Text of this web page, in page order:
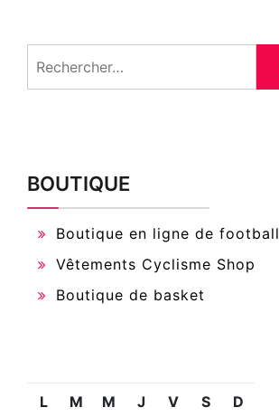
BOUTIQUE
Boutique en ligne de football
Vêtements Cyclisme Shop
Boutique de basket
L M M J V S D